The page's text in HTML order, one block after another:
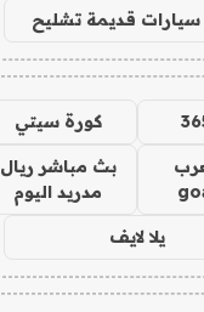
سيارات قديمة تشليح
كورة سيتي
بث مباشر ريال
مدريد اليوم
يلا لايف